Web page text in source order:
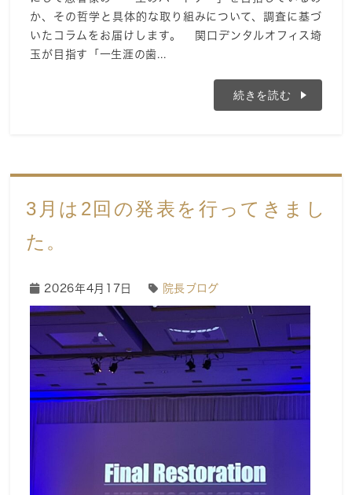
か、その哲学と具体的な取り組みについて、調査に基づ
いたコラムをお届けします。 関口デンタルオフィス埼
玉が目指す「一生涯の歯...
続きを読む
3月は2回の発表を行ってきまし
た。
2026年4月17日 院長ブログ